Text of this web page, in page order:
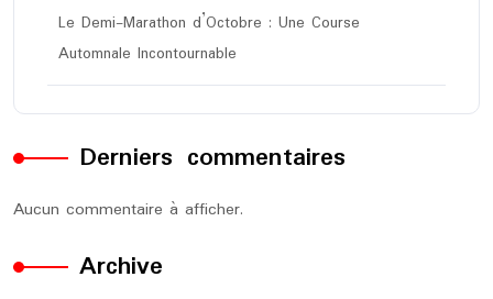
Le Demi-Marathon d’Octobre : Une Course
Automnale Incontournable
Derniers commentaires
Aucun commentaire à afficher.
Archive